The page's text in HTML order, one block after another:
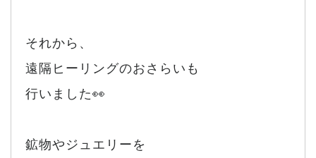
それから、
遠隔ヒーリングのおさらいも
行いました👀
鉱物やジュエリーを